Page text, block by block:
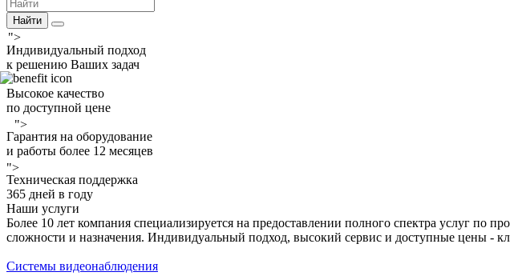
Найти
">
Индивидуальный подход
к решению Ваших задач
Высокое качество
по доступной цене
">
Гарантия на оборудование
и работы более 12 месяцев
">
Техническая поддержка
365 дней в году
Наши услуги
Более 10 лет компания специализируется на предоставлении полного спектра услуг по
сложности и назначения. Индивидуальный подход, высокий сервис и доступные цены -
Системы видеонаблюдения